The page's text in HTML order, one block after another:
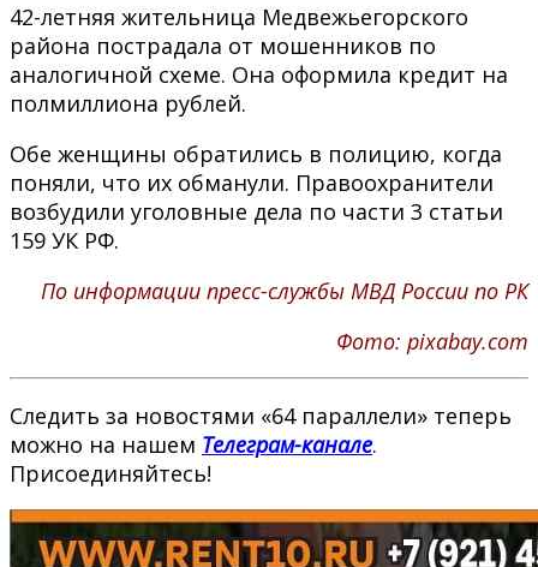
42-летняя жительница Медвежьегорского
района пострадала от мошенников по
аналогичной схеме. Она оформила кредит на
полмиллиона рублей.
Обе женщины обратились в полицию, когда
поняли, что их обманули. Правоохранители
возбудили уголовные дела по части 3 статьи
159 УК РФ.
По информации пресс-службы МВД России по РК
Фото: pixabay.com
Следить за новостями «64 параллели» теперь
можно на нашем Телеграм-канале.
Присоединяйтесь!